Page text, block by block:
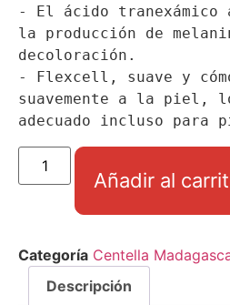
- El ácido tranexámico
la producción de
decoloración.
- Flexcell, suave y
suavemente a la piel,
adecuado incluso para
Añadir al
Categoría Centella
Descripción